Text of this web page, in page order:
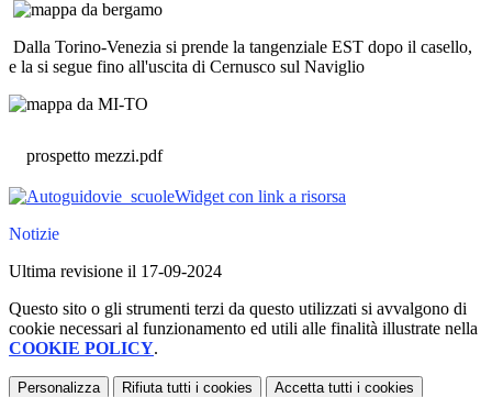
Dalla Torino-Venezia si prende la tangenziale EST dopo il casello,
e la si segue fino all'uscita di Cernusco sul Naviglio
prospetto mezzi.pdf
Widget con link a risorsa
Notizie
Ultima revisione il 17-09-2024
Questo sito o gli strumenti terzi da questo utilizzati si avvalgono di
cookie necessari al funzionamento ed utili alle finalità illustrate nella
COOKIE POLICY.
Personalizza Rifiuta tutti i cookies Accetta tutti i cookies